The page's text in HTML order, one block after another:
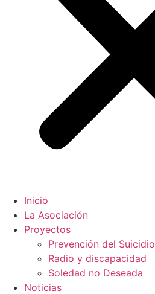
Inicio
La Asociación
Proyectos
Prevención del Suicidio
Radio y discapacidad
Soledad no Deseada
Noticias